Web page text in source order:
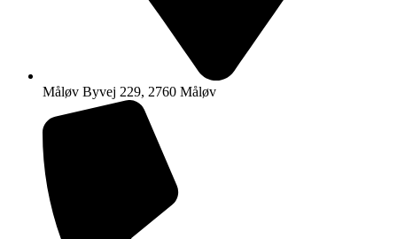
Måløv Byvej 229, 2760 Måløv